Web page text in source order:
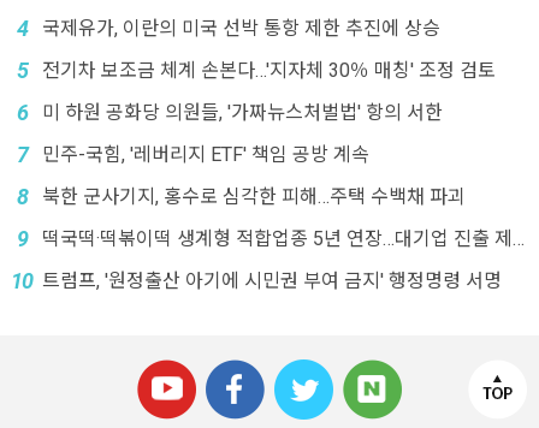
4 국제유가, 이란의 미국 선박 통항 제한 추진에 상승
5 전기차 보조금 체계 손본다…'지자체 30％ 매칭' 조정 검토
6 미 하원 공화당 의원들, '가짜뉴스처벌법' 항의 서한
7 민주-국힘, '레버리지 ETF' 책임 공방 계속
8 북한 군사기지, 홍수로 심각한 피해…주택 수백채 파괴
9
떡국떡·떡볶이떡 생계형 적합업종 5년 연장…대기업 진출 제
10 트럼프, '원정출산 아기에 시민권 부여 금지' 행정명령 서명